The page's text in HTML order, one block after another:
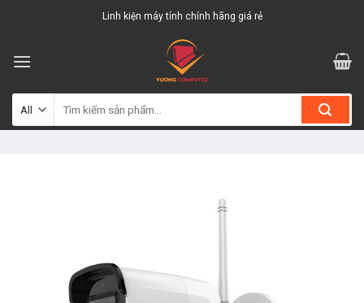
Linh kiện máy tính chính hãng giá rẻ
kiếm: